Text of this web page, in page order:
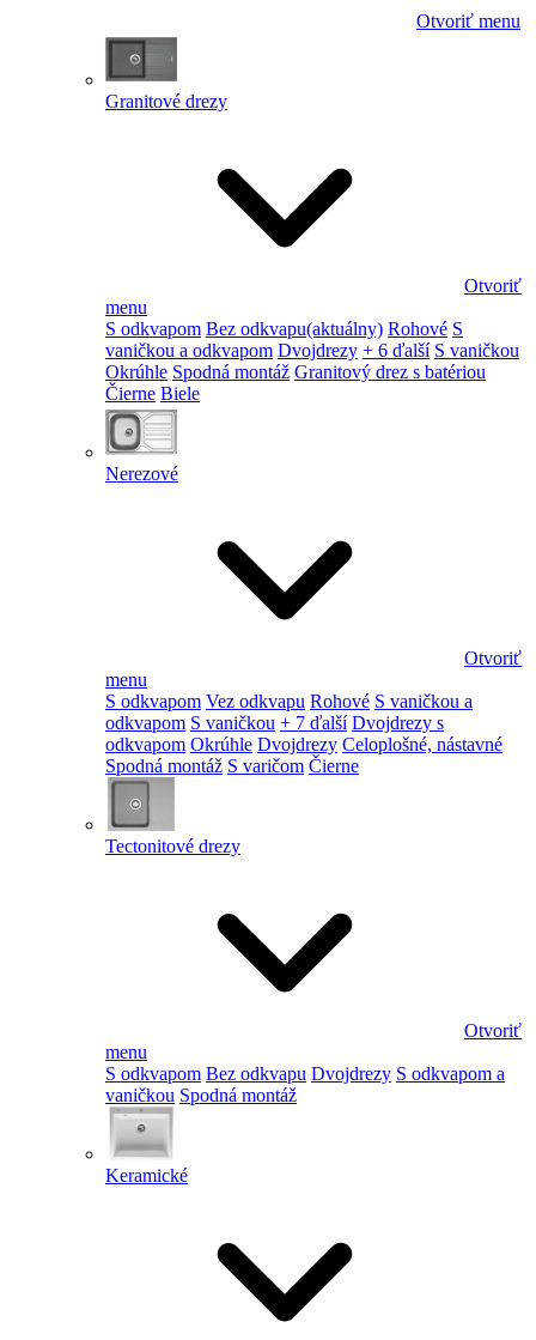
Otvoriť menu
Granitové drezy
Otvoriť
menu
S odkvapom Bez odkvapu(aktuálny) Rohové S
vaničkou a odkvapom Dvojdrezy + 6 ďalší S vaničkou
Okrúhle Spodná montáž Granitový drez s batériou
Čierne Biele
Nerezové
Otvoriť
menu
S odkvapom Vez odkvapu Rohové S vaničkou a
odkvapom S vaničkou + 7 ďalší Dvojdrezy s
odkvapom Okrúhle Dvojdrezy Celoplošné, nástavné
Spodná montáž S varičom Čierne
Tectonitové drezy
Otvoriť
menu
S odkvapom Bez odkvapu Dvojdrezy S odkvapom a
vaničkou Spodná montáž
Keramické